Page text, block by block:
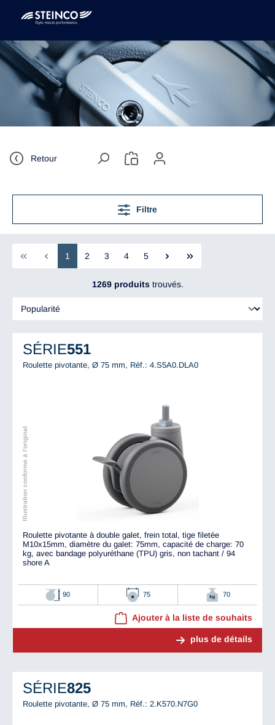
Retour
Filtre
1 2 3 4 5
1269 produitstrouvés.
SÉRIE551
Roulette pivotante, Ø 75 mm, Réf.: 4.S5A0.DLA0
Illustration conforme à l'original
Roulette pivotante à double galet, frein total, tige filetée
M10x15mm, diamètre du galet: 75mm, capacité de charge: 70
kg, avec bandage polyuréthane (TPU) gris, non tachant / 94
shore A
90 75 70
Ajouter à la liste de souhaits
plus de détails
SÉRIE825
Roulette pivotante, Ø 75 mm, Réf.: 2.K570.N7G0